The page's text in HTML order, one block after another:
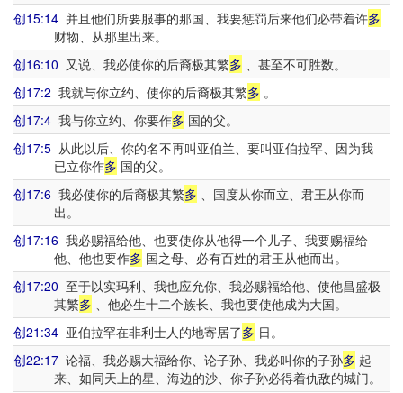
创15:14 并且他们所要服事的那国、我要惩罚后来他们必带着许多
财物、从那里出来。
创16:10 又说、我必使你的后裔极其繁多 、甚至不可胜数。
创17:2 我就与你立约、使你的后裔极其繁多 。
创17:4 我与你立约、你要作多 国的父。
创17:5 从此以后、你的名不再叫亚伯兰、要叫亚伯拉罕、因为我
已立你作多 国的父。
创17:6 我必使你的后裔极其繁多 、国度从你而立、君王从你而
出。
创17:16 我必赐福给他、也要使你从他得一个儿子、我要赐福给
他、他也要作多 国之母、必有百姓的君王从他而出。
创17:20 至于以实玛利、我也应允你、我必赐福给他、使他昌盛极
其繁多 、他必生十二个族长、我也要使他成为大国。
创21:34 亚伯拉罕在非利士人的地寄居了多 日。
创22:17 论福、我必赐大福给你、论子孙、我必叫你的子孙多 起
来、如同天上的星、海边的沙、你子孙必得着仇敌的城门。